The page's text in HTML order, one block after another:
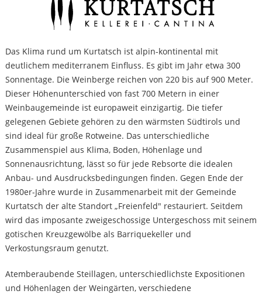
Das Klima rund um Kurtatsch ist alpin-kontinental mit
deutlichem mediterranem Einfluss. Es gibt im Jahr etwa 300
Sonnentage. Die Weinberge reichen von 220 bis auf 900 Meter.
Dieser Höhenunterschied von fast 700 Metern in einer
Weinbaugemeinde ist europaweit einzigartig. Die tiefer
gelegenen Gebiete gehören zu den wärmsten Südtirols und
sind ideal für große Rotweine. Das unterschiedliche
Zusammenspiel aus Klima, Boden, Höhenlage und
Sonnenausrichtung, lässt so für jede Rebsorte die idealen
Anbau- und Ausdrucksbedingungen finden. Gegen Ende der
1980er-Jahre wurde in Zusammenarbeit mit der Gemeinde
Kurtatsch der alte Standort „Freienfeld" restauriert. Seitdem
wird das imposante zweigeschossige Untergeschoss mit seinem
gotischen Kreuzgewölbe als Barriquekeller und
Verkostungsraum genutzt.
Atemberaubende Steillagen, unterschiedlichste Expositionen
und Höhenlagen der Weingärten, verschiedene